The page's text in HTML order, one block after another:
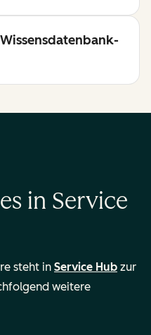
in Service
steht in Service Hub zur
weitere